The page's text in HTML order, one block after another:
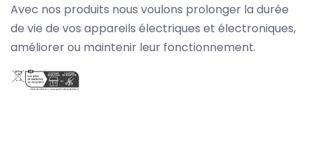
Avec nos produits nous voulons prolonger la durée
de vie de vos appareils électriques et électroniques,
améliorer ou maintenir leur fonctionnement.